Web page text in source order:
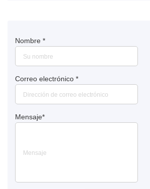
Nombre *
Correo electrónico *
Mensaje*